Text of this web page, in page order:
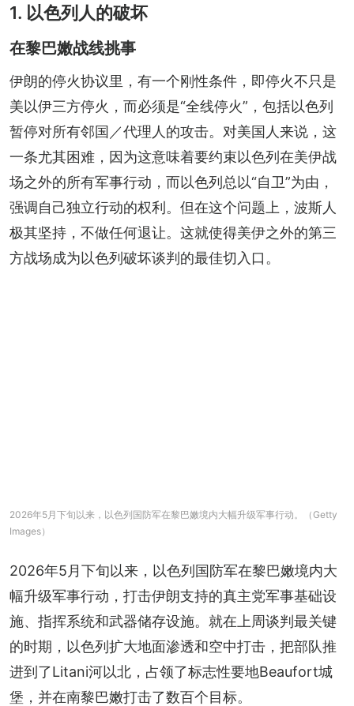
1. 以色列人的破坏
在黎巴嫩战线挑事
伊朗的停火协议里，有一个刚性条件，即停火不只是
美以伊三方停火，而必须是“全线停火”，包括以色列
暂停对所有邻国／代理人的攻击。对美国人来说，这
一条尤其困难，因为这意味着要约束以色列在美伊战
场之外的所有军事行动，而以色列总以“自卫”为由，
强调自己独立行动的权利。但在这个问题上，波斯人
极其坚持，不做任何退让。这就使得美伊之外的第三
方战场成为以色列破坏谈判的最佳切入口。
2026年5月下旬以来，以色列国防军在黎巴嫩境内大幅升级军事行动。（Getty
Images）
2026年5月下旬以来，以色列国防军在黎巴嫩境内大
幅升级军事行动，打击伊朗支持的真主党军事基础设
施、指挥系统和武器储存设施。就在上周谈判最关键
的时期，以色列扩大地面渗透和空中打击，把部队推
进到了Litani河以北，占领了标志性要地Beaufort城
堡，并在南黎巴嫩打击了数百个目标。